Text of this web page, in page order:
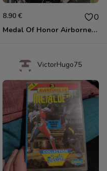
8.90 € 0
Medal Of Honor Airborne Xbox 360
VictorHugo75